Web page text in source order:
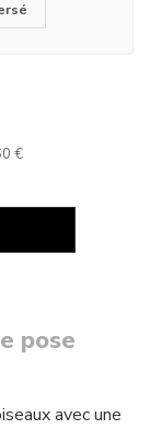
€
pose
avec une